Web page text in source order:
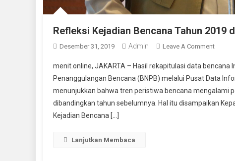
Refleksi Kejadian Bencana Tahun 2019
Desember 31, 2019 Admin Leave A CommentOn
Tahun
2019
menit.online, JAKARTA – Hasil rekapitulasi data bencana
Penanggulangan Bencana (BNPB) melalui Pusat Data
menunjukkan bahwa tren peristiwa bencana mengalami
dibandingkan tahun sebelumnya. Hal itu disampaikan
Kejadian Bencana […]
Lanjutkan Membaca